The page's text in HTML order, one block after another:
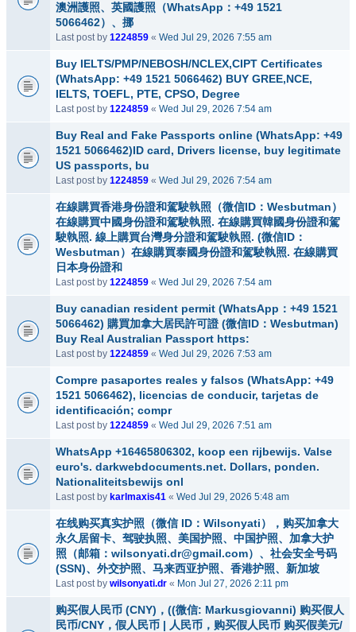
澳洲護照、英國護照（WhatsApp：+49 1521
5066462）、挪
Last post by 1224859 « Wed Jul 29, 2026 7:55 am
Buy IELTS/PMP/NEBOSH/NCLEX,CIPT Certificates
(WhatsApp: +49 1521 5066462) BUY GREE,NCE,
IELTS, TOEFL, PTE, CPSO, Degree
Last post by 1224859 « Wed Jul 29, 2026 7:54 am
Buy Real and Fake Passports online (WhatsApp: +49
1521 5066462)ID card, Drivers license, buy legitimate
US passports, bu
Last post by 1224859 « Wed Jul 29, 2026 7:54 am
在線購買香港身份證和駕駛執照（微信ID：Wesbutman）
在線購買中國身份證和駕駛執照. 在線購買韓國身份證和駕
駛執照. 線上購買台灣身分證和駕駛執照. (微信ID：
Wesbutman）在線購買泰國身份證和駕駛執照. 在線購買
日本身份證和
Last post by 1224859 « Wed Jul 29, 2026 7:54 am
Buy canadian resident permit (WhatsApp：+49 1521
5066462) 購買加拿大居民許可證 (微信ID：Wesbutman)
Buy Real Australian Passport https:
Last post by 1224859 « Wed Jul 29, 2026 7:53 am
Compre pasaportes reales y falsos (WhatsApp: +49
1521 5066462), licencias de conducir, tarjetas de
identificación; compr
Last post by 1224859 « Wed Jul 29, 2026 7:51 am
WhatsApp +16465806302, koop een rijbewijs. Valse
euro's. darkwebdocuments.net. Dollars, ponden.
Nationaliteitsbewijs onl
Last post by karlmaxis41 « Wed Jul 29, 2026 5:48 am
在线购买真实护照（微信 ID：Wilsonyati），购买加拿大
永久居留卡、驾驶执照、美国护照、中国护照、加拿大护
照（邮箱：wilsonyati.dr@gmail.com）、社会安全号码
(SSN)、外交护照、马来西亚护照、香港护照、新加坡
Last post by wilsonyati.dr « Mon Jul 27, 2026 2:11 pm
购买假人民币 (CNY)，((微信: Markusgiovanni) 购买假人
民币/CNY，假人民币 | 人民币，购买假人民币 购买假美元/